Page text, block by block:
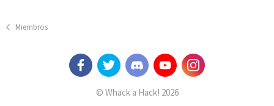
Miembros
© Whack a Hack! 2026